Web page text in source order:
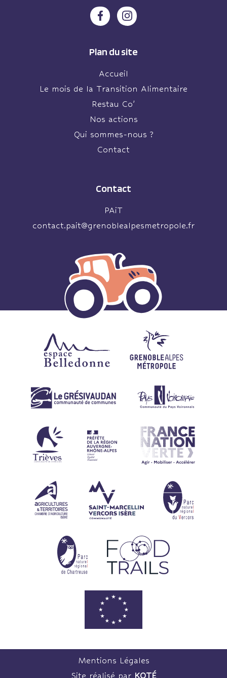
Plan du site
Accueil
Le mois de la Transition Alimentaire
Restau Co’
Nos actions
Qui sommes-nous ?
Contact
Contact
PAiT
contact.pait@grenoblealpesmetropole.fr
Mentions Légales
Site réalisé par KOTÉ